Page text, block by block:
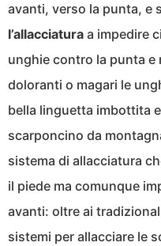
avanti, verso la punta, e
l’allacciatura a impedire
unghie contro la punta
doloranti o magari le
bella linguetta imbottita
scarponcino da
sistema di allacciatura
il piede ma comunque
avanti: oltre ai
sistemi per allacciare le